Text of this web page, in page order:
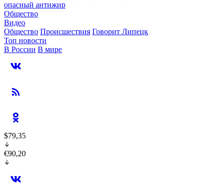
опасный антижир
Общество
Видео
Общество Происшествия Говорит Липецк
Топ новости
В России В мире
$79,35
€90,20